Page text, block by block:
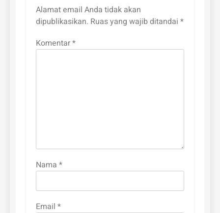
Alamat email Anda tidak akan
dipublikasikan. Ruas yang wajib ditandai *
Komentar*
Nama *
Email *